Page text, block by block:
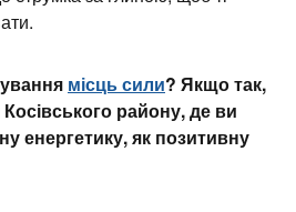
місць сили? Якщо так,
Косівського району, де ви
енергетику, як позитивну